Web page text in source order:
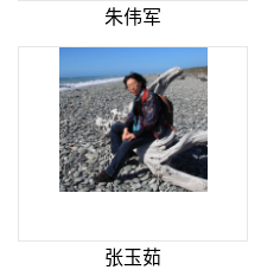
朱伟军
张玉茹